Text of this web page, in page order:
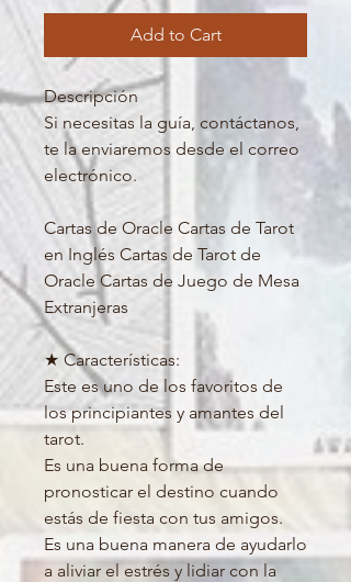
Add to Cart
Descripción
Si necesitas la guía, contáctanos,
te la enviaremos desde el correo
electrónico.
Cartas de Oracle Cartas de Tarot
en Inglés Cartas de Tarot de
Oracle Cartas de Juego de Mesa
Extranjeras
★ Características:
Este es uno de los favoritos de
los principiantes y amantes del
tarot.
Es una buena forma de
pronosticar el destino cuando
estás de fiesta con tus amigos.
Es una buena manera de ayudarlo
a aliviar el estrés y lidiar con la